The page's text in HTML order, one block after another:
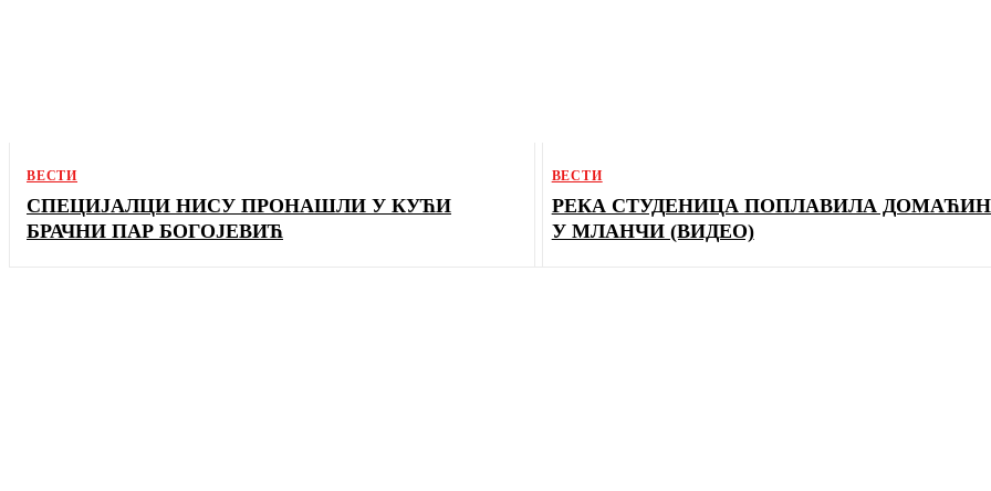
ВЕСТИ
СПЕЦИЈАЛЦИ НИСУ ПРОНАШЛИ У КУЋИ
БРАЧНИ ПАР БОГОЈЕВИЋ
ВЕСТИ
РЕКА СТУДЕНИЦА ПОПЛАВИЛА
У МЛАНЧИ (ВИДЕО)